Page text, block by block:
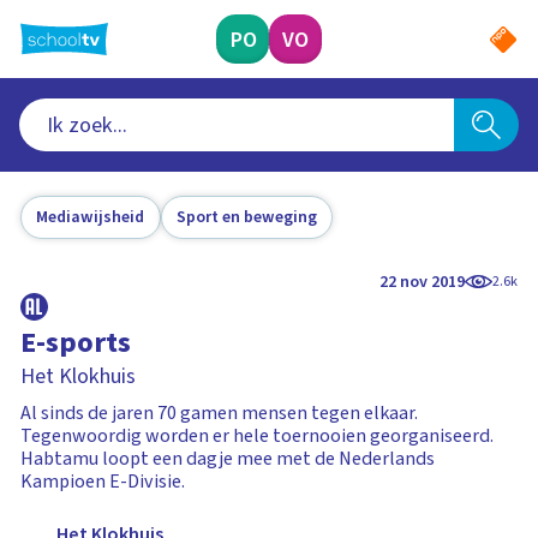
naar
hoofdinhoud
PO VO
Mediawijsheid Sport en beweging
22 nov 2019 2.6k
E-sports
Het Klokhuis
Al sinds de jaren 70 gamen mensen tegen elkaar.
Tegenwoordig worden er hele toernooien georganiseerd.
Habtamu loopt een dagje mee met de Nederlands
Kampioen E-Divisie.